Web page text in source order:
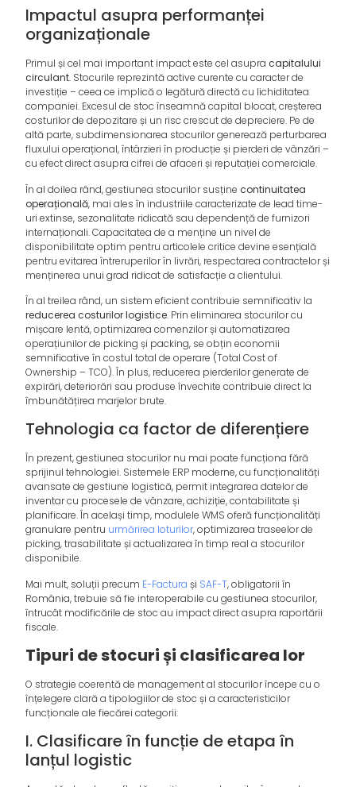
Impactul asupra performanței
organizaționale
Primul și cel mai important impact este cel asupracapitalului
circulant. Stocurile reprezintă active curente cu caracter de
investiție – ceea ce implică o legătură directă cu lichiditatea
companiei. Excesul de stoc înseamnă capital blocat, creșterea
costurilor de depozitare și un risc crescut de depreciere. Pe de
altă parte, subdimensionarea stocurilor generează perturbarea
fluxului operațional, întârzieri în producție și pierderi de vânzări –
cu efect direct asupra cifrei de afaceri și reputației comerciale.
În al doilea rând, gestiunea stocurilor susținecontinuitatea
operațională, mai ales în industriile caracterizate de lead time-
uri extinse, sezonalitate ridicată sau dependență de furnizori
internaționali. Capacitatea de a menține un nivel de
disponibilitate optim pentru articolele critice devine esențială
pentru evitarea întreruperilor în livrări, respectarea contractelor și
menținerea unui grad ridicat de satisfacție a clientului.
În al treilea rând, un sistem eficient contribuie semnificativ la
reducerea costurilor logistice. Prin eliminarea stocurilor cu
mișcare lentă, optimizarea comenzilor și automatizarea
operațiunilor de picking și packing, se obțin economii
semnificative în costul total de operare (Total Cost of
Ownership – TCO). În plus, reducerea pierderilor generate de
expirări, deteriorări sau produse învechite contribuie direct la
îmbunătățirea marjelor brute.
Tehnologia ca factor de diferențiere
În prezent, gestiunea stocurilor nu mai poate funcționa fără
sprijinul tehnologiei. Sistemele ERP moderne, cu funcționalități
avansate de gestiune logistică, permit integrarea datelor de
inventar cu procesele de vânzare, achiziție, contabilitate și
planificare. În același timp, modulele WMS oferă funcționalități
granulare pentru urmărirea loturilor, optimizarea traseelor de
picking, trasabilitate și actualizarea în timp real a stocurilor
disponibile.
Mai mult, soluții precum E-Factura și SAF-T, obligatorii în
România, trebuie să fie interoperabile cu gestiunea stocurilor,
întrucât modificările de stoc au impact direct asupra raportării
fiscale.
Tipuri de stocuri și clasificarea lor
O strategie coerentă de management al stocurilor începe cu o
înțelegere clară a tipologiilor de stoc și a caracteristicilor
funcționale ale fiecărei categorii:
I. Clasificare în funcție de etapa în
lanțul logistic